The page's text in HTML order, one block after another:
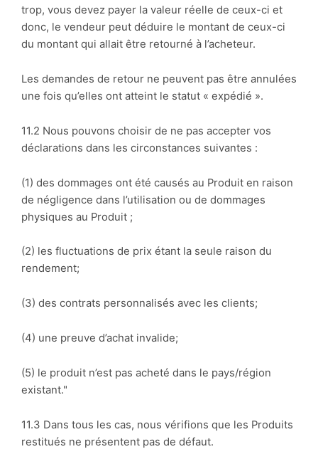
trop, vous devez payer la valeur réelle de ceux-ci et
donc, le vendeur peut déduire le montant de ceux-ci
du montant qui allait être retourné à l’acheteur.
Les demandes de retour ne peuvent pas être annulées
une fois qu’elles ont atteint le statut « expédié ».
11.2 Nous pouvons choisir de ne pas accepter vos
déclarations dans les circonstances suivantes :
(1) des dommages ont été causés au Produit en raison
de négligence dans l’utilisation ou de dommages
physiques au Produit ;
(2) les fluctuations de prix étant la seule raison du
rendement;
(3) des contrats personnalisés avec les clients;
(4) une preuve d’achat invalide;
(5) le produit n’est pas acheté dans le pays/région
existant."
11.3 Dans tous les cas, nous vérifions que les Produits
restitués ne présentent pas de défaut.